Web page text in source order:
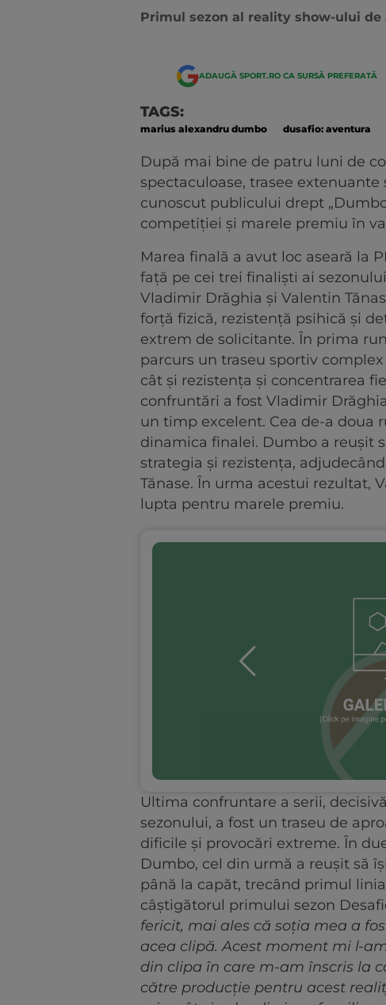
Primul sezon al reality show-ului
ADAUGĂ SPORT.RO CA SURSĂ PREFERATĂ
TAGS:
marius alexandru dumbo dusafio: aventura
După mai bine de patru luni de
spectaculoase, trasee
cunoscut publicului drept
competiției și marele premiu în
Marea finală a avut loc aseară la
față pe cei trei finaliști ai
Vladimir Drăghia și Valentin
forță fizică, rezistență psihică și
extrem de solicitante. În prima
parcurs un traseu sportiv
cât și rezistența și concentrarea
confruntări a fost Vladimir
un timp excelent. Cea de-a doua
dinamica finalei. Dumbo a reușit
strategia și rezistența,
Tănase. În urma acestui rezultat,
lupta pentru marele premiu.
Ultima confruntare a serii,
sezonului, a fost un traseu de
dificile și provocări extreme. În
Dumbo, cel din urmă a reușit să
până la capăt, trecând primul
câștigătorul primului sezon
fericit, mai ales că soția mea a
acea clipă. Acest moment mi l-
din clipa în care m-am înscris la
către producție pentru acest